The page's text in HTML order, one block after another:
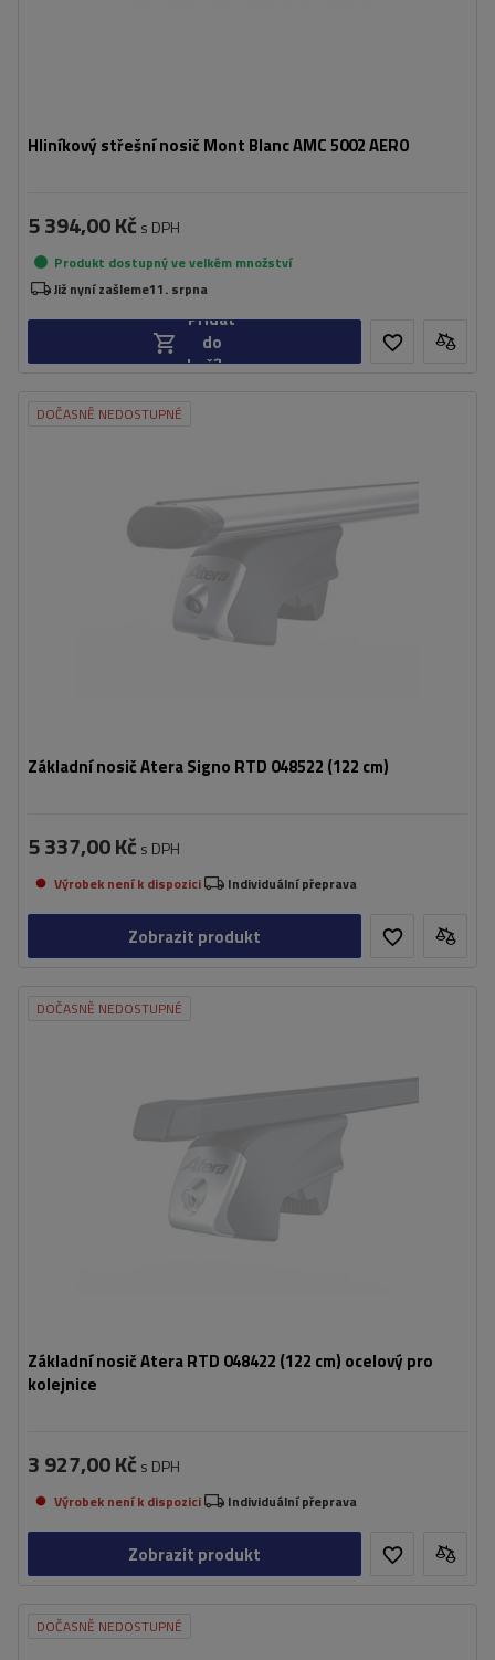
Hliníkový střešní nosič Mont Blanc AMC 5002 AERO
5 394,00 Kč s DPH
Produkt dostupný ve velkém množství
Již nyní zašleme11. srpna
Přidat
do
košíku
DOČASNĚ NEDOSTUPNÉ
Základní nosič Atera Signo RTD 048522 (122 cm)
5 337,00 Kč s DPH
Výrobek není k dispozici Individuální přeprava
Zobrazit produkt
DOČASNĚ NEDOSTUPNÉ
Základní nosič Atera RTD 048422 (122 cm) ocelový pro
kolejnice
3 927,00 Kč s DPH
Výrobek není k dispozici Individuální přeprava
Zobrazit produkt
DOČASNĚ NEDOSTUPNÉ